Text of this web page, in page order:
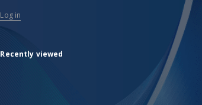
Log in
Recently viewed